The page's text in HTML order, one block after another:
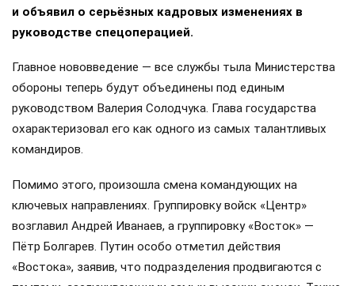
и объявил о серьёзных кадровых изменениях в
руководстве спецоперацией.
Главное нововведение — все службы тыла Министерства
обороны теперь будут объединены под единым
руководством Валерия Солодчука. Глава государства
охарактеризовал его как одного из самых талантливых
командиров.
Помимо этого, произошла смена командующих на
ключевых направлениях. Группировку войск «Центр»
возглавил Андрей Иванаев, а группировку «Восток» —
Пётр Болгарев. Путин особо отметил действия
«Востока», заявив, что подразделения продвигаются с